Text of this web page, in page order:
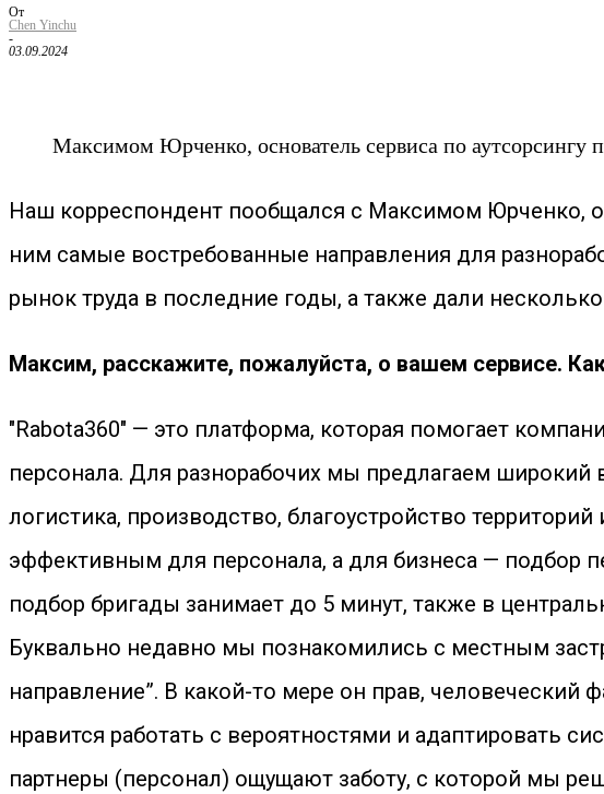
От
Chen Yinchu
-
03.09.2024
Максимом Юрченко, основатель сервиса по аутсорсингу
Наш корреспондент пообщался с Максимом Юрченко,
ним самые востребованные направления для
рынок труда в последние годы, а также дали
Максим, расскажите, пожалуйста, о вашем сервисе.
"Rabota360" — это платформа, которая помогает
персонала. Для разнорабочих мы предлагаем широкий
логистика, производство, благоустройство
эффективным для персонала, а для бизнеса — подбор
подбор бригады занимает до 5 минут, также в
Буквально недавно мы познакомились с местным
направление”. В какой-то мере он прав,
нравится работать с вероятностями и адаптировать
партнеры (персонал) ощущают заботу, с которой мы